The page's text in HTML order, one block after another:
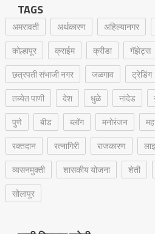
TAGS
अमरावती अर्थकारण अहिल्यानगर
कोल्हापूर
क्राईम क्रीडा गॅझेट्स
छत्रपती संभाजी नगर
जळगाव ट्रेडिंग
तब्येत पाणी
देश धुळे नांदेड
पुणे
बीड ब्लॉग मनोरंजन
रक्‍तदान
रत्नागिरी राजकारण
व्यसनमुक्ती
शासकीय योजना शेती
सोलापूर